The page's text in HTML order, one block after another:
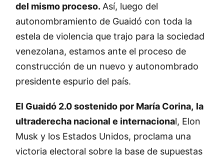
del mismo proceso. Así, luego del
autonombramiento de Guaidó con toda la
estela de violencia que trajo para la sociedad
venezolana, estamos ante el proceso de
construcción de un nuevo y autonombrado
presidente espurio del país.
El Guaidó 2.0 sostenido por María Corina, la
ultraderecha nacional e internacional, Elon
Musk y los Estados Unidos, proclama una
victoria electoral sobre la base de supuestas